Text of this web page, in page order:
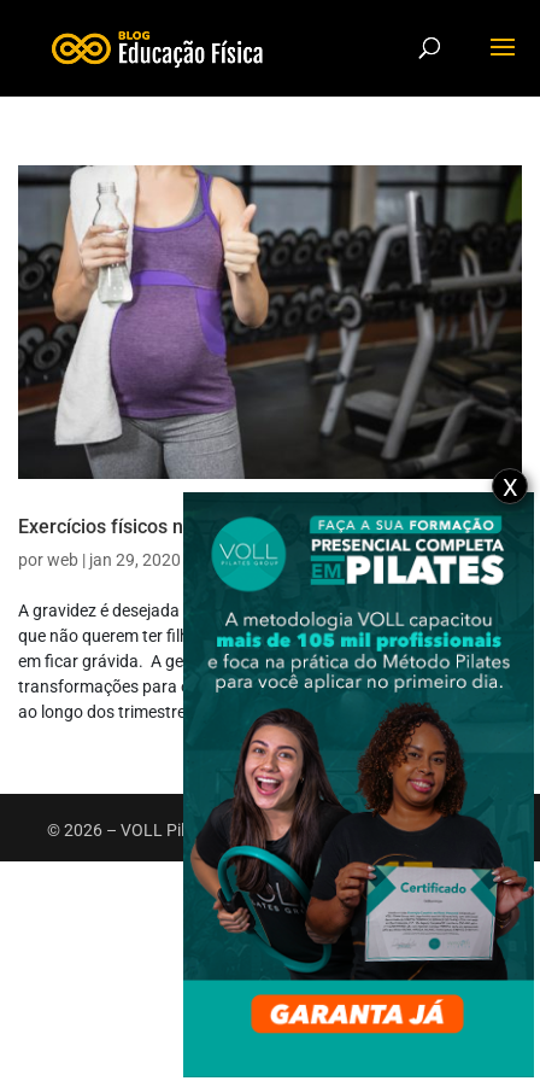
Exercícios físicos na gravidez: pode ou não pode?
porweb | jan 29, 2020 Gestantes,Grupos Especiais
A gravidez é desejada pela maioria das mulheres. Mesmo aquelas
que não querem ter filhos, por algum momento na vida pensaram
em ficar grávida. A gestação é um momento de várias
transformações para o organismo que refletem muito nas emoções
ao longo dos trimestres,...
© 2026 – VOLL Pilates Group. Todos os direitos reservados.
X